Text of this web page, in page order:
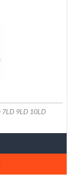
7LD 9LD 10LD